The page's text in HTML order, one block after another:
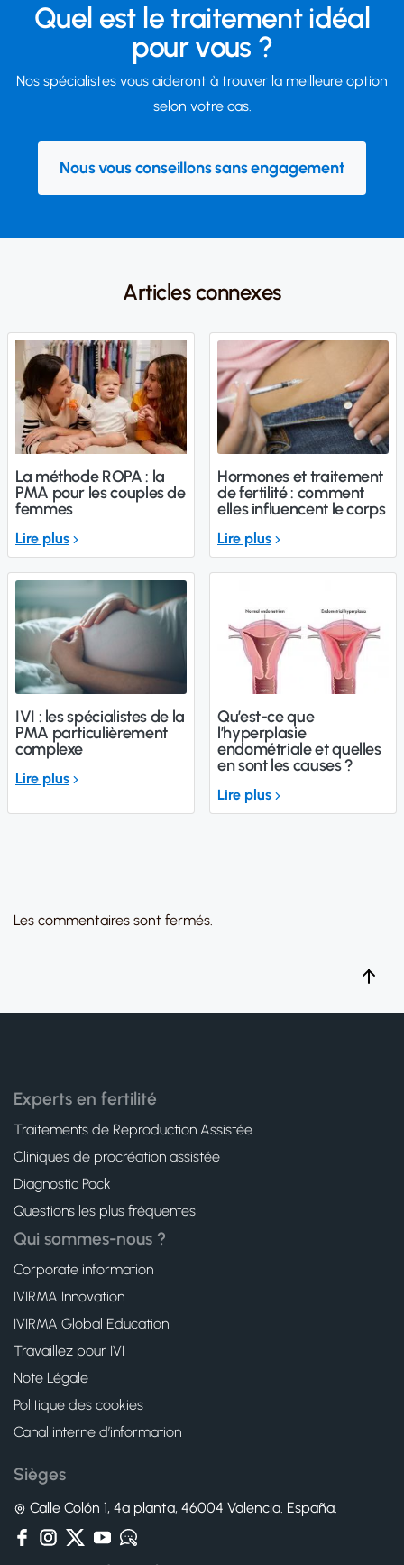
Quel est le traitement idéal
pour vous ?
Nos spécialistes vous aideront à trouver la meilleure option
selon votre cas.
Nous vous conseillons sans engagement
Articles connexes
La méthode ROPA : la
PMA pour les couples de
femmes
Lire plus
Hormones et traitement
de fertilité : comment
elles influencent le corps
Lire plus
IVI : les spécialistes de la
PMA particulièrement
complexe
Lire plus
Qu’est-ce que
l’hyperplasie
endométriale et quelles
en sont les causes ?
Lire plus
Les commentaires sont fermés.
Experts en fertilité
Traitements de Reproduction Assistée
Cliniques de procréation assistée
Diagnostic Pack
Questions les plus fréquentes
Qui sommes-nous ?
Corporate information
IVIRMA Innovation
IVIRMA Global Education
Travaillez pour IVI
Note Légale
Politique des cookies
Canal interne d’information
Sièges
Calle Colón 1, 4ª planta, 46004 Valencia. España.